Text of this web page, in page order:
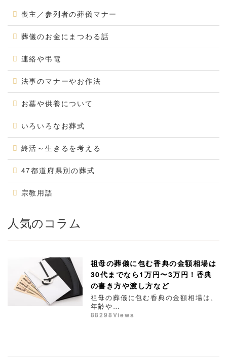
喪主／参列者の葬儀マナー
葬儀のお金にまつわる話
連絡や弔電
法事のマナーやお作法
お墓や供養について
いろいろなお葬式
終活～生きるを考える
47都道府県別の葬式
宗教用語
人気のコラム
祖母の葬儀に包む香典の金額相場は
30代までなら1万円〜3万円！香典
の書き方や渡し方など
祖母の葬儀に包む香典の金額相場は、
年齢や…
88298Views